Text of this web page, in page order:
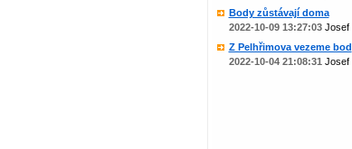
Body zůstávají doma
2022-10-09 13:27:03Josef
Z Pelhřimova vezeme bod
2022-10-04 21:08:31 Josef